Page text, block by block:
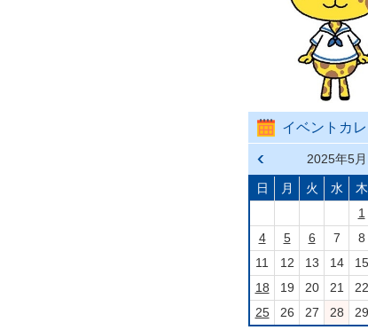
イベントカ
前の
月へ
戻る
2025年5月
日 月 火 水 木
1
4
5 6 7 8
11
12 13 14 15
18
19 20 21 22
25
26 27 28 29